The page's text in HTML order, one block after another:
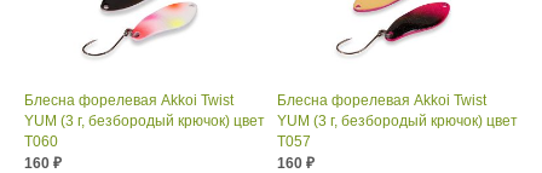
Блесна форелевая Akkoi Twist
YUM (3 г, безбородый крючок) цвет
T060
160 ₽
Блесна форелевая Akkoi Twist
YUM (3 г, безбородый крючок) цвет
T057
160 ₽